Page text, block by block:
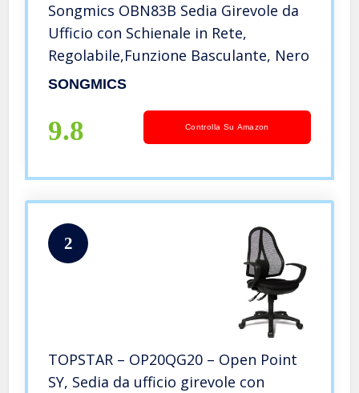
Songmics OBN83B Sedia Girevole da
Ufficio con Schienale in Rete,
Regolabile,Funzione Basculante, Nero
SONGMICS
9.8 Controlla Su Amazon
2
TOPSTAR – OP20QG20 – Open Point
SY, Sedia da ufficio girevole con